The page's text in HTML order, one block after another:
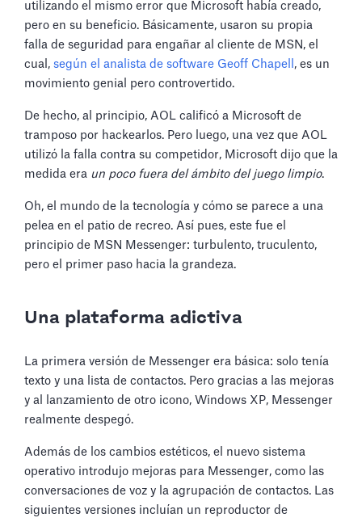
utilizando el mismo error que Microsoft había creado,
pero en su beneficio. Básicamente, usaron su propia
falla de seguridad para engañar al cliente de MSN, el
cual, según el analista de software Geoff Chapell , es un
movimiento genial pero controvertido.
De hecho, al principio, AOL calificó a Microsoft de
tramposo por hackearlos. Pero luego, una vez que AOL
utilizó la falla contra su competidor, Microsoft dijo que la
medida era un poco fuera del ámbito del juego limpio.
Oh, el mundo de la tecnología y cómo se parece a una
pelea en el patio de recreo. Así pues, este fue el
principio de MSN Messenger: turbulento, truculento,
pero el primer paso hacia la grandeza.
Una plataforma adictiva
La primera versión de Messenger era básica: solo tenía
texto y una lista de contactos. Pero gracias a las mejoras
y al lanzamiento de otro icono, Windows XP, Messenger
realmente despegó.
Además de los cambios estéticos, el nuevo sistema
operativo introdujo mejoras para Messenger, como las
conversaciones de voz y la agrupación de contactos. Las
siguientes versiones incluían un reproductor de